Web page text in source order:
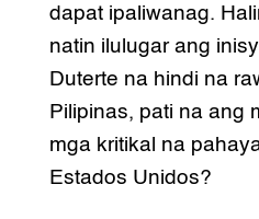
dapat ipaliwanag.
natin ilulugar ang
Duterte na hindi na
Pilipinas, pati na ang
mga kritikal na
Estados Unidos?